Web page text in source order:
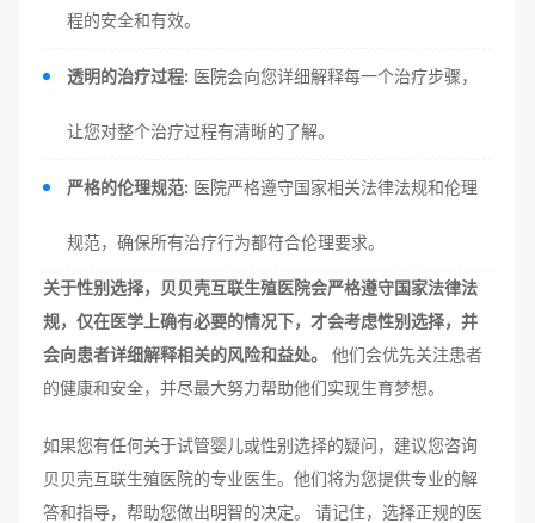
程的安全和有效。
透明的治疗过程: 医院会向您详细解释每一个治疗步骤，
让您对整个治疗过程有清晰的了解。
严格的伦理规范: 医院严格遵守国家相关法律法规和伦理
规范，确保所有治疗行为都符合伦理要求。
关于性别选择，贝贝壳互联生殖医院会严格遵守国家法律法
规，仅在医学上确有必要的情况下，才会考虑性别选择，并
会向患者详细解释相关的风险和益处。
他们会优先关注患者
的健康和安全，并尽最大努力帮助他们实现生育梦想。
如果您有任何关于试管婴儿或性别选择的疑问，建议您咨询
贝贝壳互联生殖医院的专业医生。他们将为您提供专业的解
答和指导，帮助您做出明智的决定。 请记住，选择正规的医